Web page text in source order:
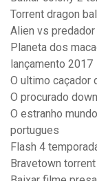
Torrent dragon
Alien vs
Planeta dos
lançamento 2017
O ultimo caçador
O procurado
O estranho
portugues
Flash 4
Bravetown torrent